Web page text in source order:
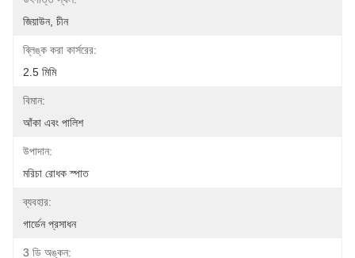
জিয়াউন, চীন
ব্লিঙ্ক করা কার্সরের:
2.5 মিমি
বিমান:
আঁকা এবং পালিশ
উপাদান:
মরিচা রোধক স্পাত
ব্যবহার:
গার্ডেন প্রসাধন
3 ডি অঙ্কন: